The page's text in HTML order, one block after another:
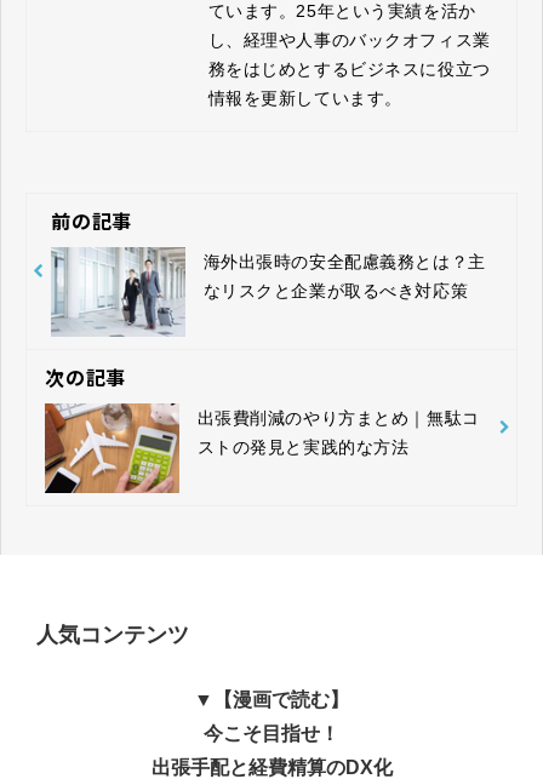
ています。25年という実績を活か
し、経理や人事のバックオフィス業
務をはじめとするビジネスに役立つ
情報を更新しています。
前の記事
海外出張時の安全配慮義務とは？主
なリスクと企業が取るべき対応策
次の記事
出張費削減のやり方まとめ｜無駄コ
ストの発見と実践的な方法
人気コンテンツ
▼【漫画で読む】
今こそ目指せ！
出張手配と経費精算のDX化